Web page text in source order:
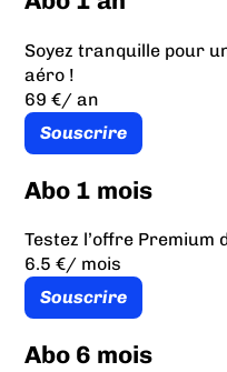
Soyez tranquille pour
aéro !
69 €/ an
Souscrire
Abo 1 mois
Testez l’offre Premium
6.5 €/ mois
Souscrire
Abo 6 mois